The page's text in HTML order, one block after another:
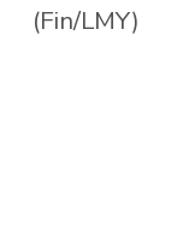
(Fin/LMY)